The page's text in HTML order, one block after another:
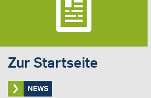
Zur Startseite
NEWS